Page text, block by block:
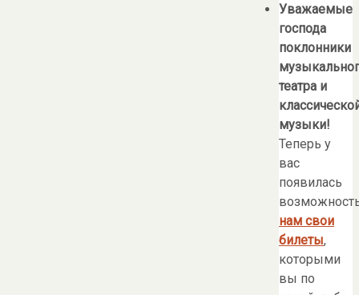
Уважаемые
господа
поклонники
театра и
музыки!
Теперь у
вас
появилась
нам свои
билеты,
которыми
вы по